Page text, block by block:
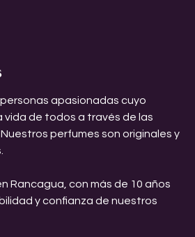
apasionadas cuyo
vida de todos a través de las
perfumes son originales y
Rancagua, con más de 10 años
y confianza de nuestros